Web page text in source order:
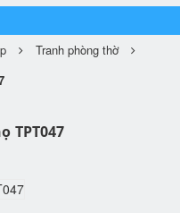
Tranh phòng thờ
TPT047